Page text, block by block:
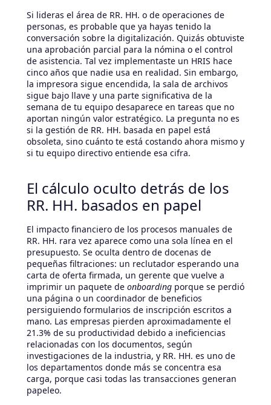
Si lideras el área de RR. HH. o de operaciones de
personas, es probable que ya hayas tenido la
conversación sobre la digitalización. Quizás obtuviste
una aprobación parcial para la nómina o el control
de asistencia. Tal vez implementaste un HRIS hace
cinco años que nadie usa en realidad. Sin embargo,
la impresora sigue encendida, la sala de archivos
sigue bajo llave y una parte significativa de la
semana de tu equipo desaparece en tareas que no
aportan ningún valor estratégico. La pregunta no es
si la gestión de RR. HH. basada en papel está
obsoleta, sino cuánto te está costando ahora mismo y
si tu equipo directivo entiende esa cifra.
El cálculo oculto detrás de los
RR. HH. basados en papel
El impacto financiero de los procesos manuales de
RR. HH. rara vez aparece como una sola línea en el
presupuesto. Se oculta dentro de docenas de
pequeñas filtraciones: un reclutador esperando una
carta de oferta firmada, un gerente que vuelve a
imprimir un paquete de onboarding porque se perdió
una página o un coordinador de beneficios
persiguiendo formularios de inscripción escritos a
mano. Las empresas pierden aproximadamente el
21.3% de su productividad debido a ineficiencias
relacionadas con los documentos, según
investigaciones de la industria, y RR. HH. es uno de
los departamentos donde más se concentra esa
carga, porque casi todas las transacciones generan
papeleo.